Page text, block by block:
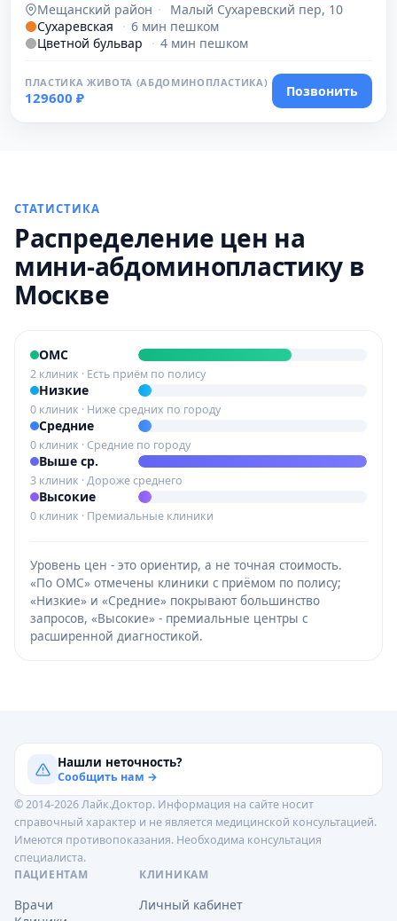
Мещанский район ·
Малый Сухаревский пер, 10
Сухаревская
· 6 мин пешком
Цветной бульвар
· 4 мин пешком
ПЛАСТИКА ЖИВОТА (АБДОМИНОПЛАСТИКА)
129600 ₽ Позвонить
СТАТИСТИКА
Распределение цен на
мини-абдоминопластику в
Москве
ОМС
2 клиник · Есть приём по полису
Низкие
0 клиник · Ниже средних по городу
Средние
0 клиник · Средние по городу
Выше ср.
3 клиник · Дороже среднего
Высокие
0 клиник · Премиальные клиники
Уровень цен - это ориентир, а не точная стоимость.
«По ОМС» отмечены клиники с приёмом по полису;
«Низкие» и «Средние» покрывают большинство
запросов, «Высокие» - премиальные центры с
расширенной диагностикой.
Нашли неточность?
Сообщить нам →
© 2014-2026 Лайк.Доктор. Информация на сайте носит
справочный характер и не является медицинской консультацией.
Имеются противопоказания. Необходима консультация
специалиста.
ПАЦИЕНТАМ
Врачи
КЛИНИКАМ
Личный кабинет